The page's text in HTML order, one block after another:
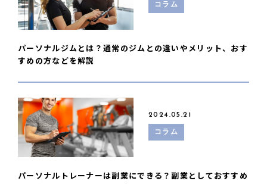
コラム
パーソナルジムとは？通常のジムとの違いやメリット、おす
すめの方などを解説
2024.05.21
コラム
パーソナルトレーナーは副業にできる？副業としておすすめ